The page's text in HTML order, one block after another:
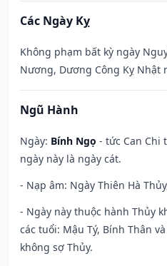
Các Ngày Kỵ
Không phạm bất kỳ ngày
Nương, Dương Công Kỵ Nhật
Ngũ Hành
Ngày: Bính Ngọ - tức Can Chi
ngày này là ngày cát.
- Nạp âm: Ngày Thiên Hà
- Ngày này thuộc hành Thủy
các tuổi: Mậu Tý, Bính Thân
không sợ Thủy.